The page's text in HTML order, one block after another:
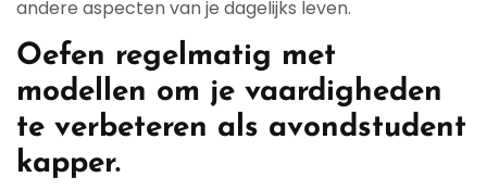
andere aspecten van je dagelijks leven.
Oefen regelmatig met
modellen om je vaardigheden
te verbeteren als avondstudent
kapper.